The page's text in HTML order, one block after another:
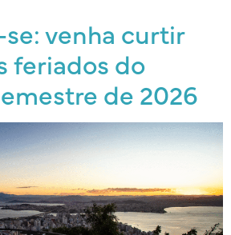
venha curtir
feriados do
de 2026